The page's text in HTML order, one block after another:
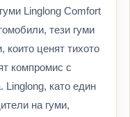
Linglong Comfort
тези гуми
ценят тихото
компромис с
Linglong, като един
на гуми,